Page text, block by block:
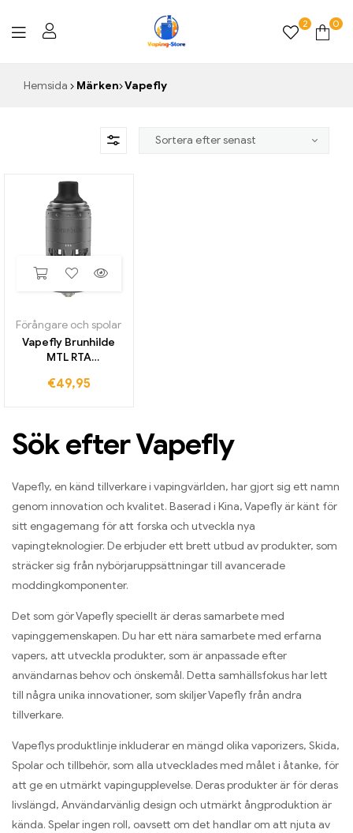
2 0
Hemsida Märken Vapefly
Förångare och spolar
Vapefly Brunhilde
MTL RTA
tank
€49,95
Sök efter Vapefly
Vapefly, en känd tillverkare i vapingvärlden, har gjort sig ett namn
genom innovation och kvalitet. Baserad i Kina, Vapefly är känt för
sitt engagemang för att forska och utveckla nya
vapingteknologier. De erbjuder ett brett utbud av produkter, som
sträcker sig från nybörjaruppsättningar till avancerade
moddingkomponenter.
Det som gör Vapefly speciellt är deras samarbete med
vapinggemenskapen. Du har ett nära samarbete med erfarna
vapers, att utveckla produkter, som är anpassade efter
användarnas behov och önskemål. Detta samhällsfokus har lett
till några unika innovationer, som skiljer Vapefly från andra
tillverkare.
Vapeflys produktlinje inkluderar en mängd olika vaporizers, Skida,
Spolar och tillbehör, som alla utvecklades med målet i åtanke, för
att ge en utmärkt vapingupplevelse. Deras produkter är för deras
livslängd, Användarvänlig design och utmärkt ångproduktion är
kända. Spelar ingen roll, oavsett om det handlar om att njuta av